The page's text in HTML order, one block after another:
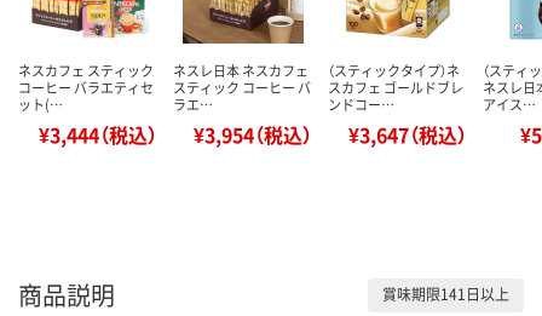
ネスカフェ スティック
コーヒー バラエティセ
ット(…
¥3,444（税込）
ネスレ日本 ネスカフェ
スティック コーヒー バ
ラエ…
¥3,954（税込）
（スティックタイプ）ネ
スカフェ ゴールドブレ
ンドコー…
¥3,647（税込）
（スティ
ネスレ日
アイス…
商品説明 賞味期限141日以上